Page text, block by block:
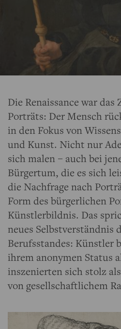
Die Renaissance war das
Porträts: Der Mensch
in den Fokus von
und Kunst. Nicht nur
sich malen – auch bei
Bürgertum, die es sich
die Nachfrage nach
Form des bürgerlichen
Künstlerbildnis. Das
neues Selbstverständnis
Berufsstandes: Künstler
ihrem anonymen Status
inszenierten sich stolz
von gesellschaftlichem